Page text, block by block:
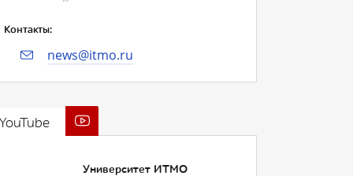
Контакты:
news@itmo.ru
Университет ИТМО